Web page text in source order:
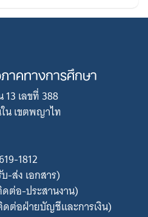
าคทางการศึกษา
13 เลขที่ 388
น เขตพญาไท
1812
-ส่ง เอกสาร)
ต่อ-ประสานงาน)
ดต่อฝ่ายบัญชีและการเงิน)